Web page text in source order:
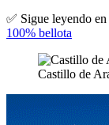
✅ Sigue leyendo en
100% bellota
Castillo de